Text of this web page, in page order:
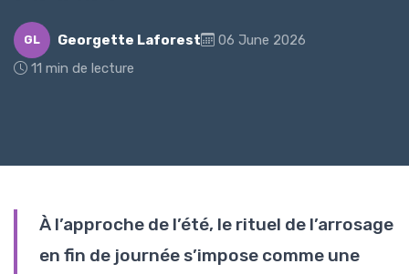
GL Georgette Laforest
06 June 2026
11 min de lecture
À l’approche de l’été, le rituel de l’arrosage
en fin de journée s’impose comme une